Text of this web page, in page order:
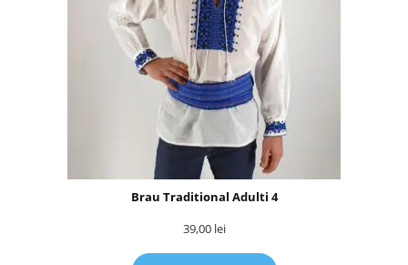
Brau Traditional Adulti 4
39,00 lei